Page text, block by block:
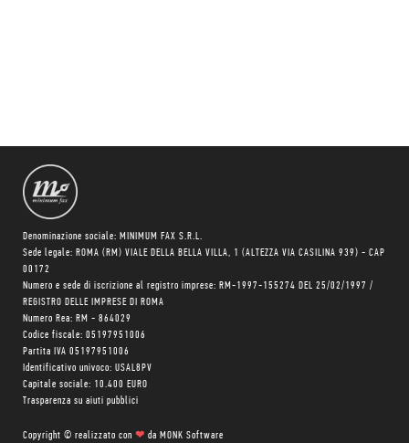
Denominazione sociale: MINIMUM FAX S.R.L.
Sede legale: ROMA (RM) VIALE DELLA BELLA VILLA, 1 (ALTEZZA VIA CASILINA 939) - CAP
00172
Numero e sede di iscrizione al registro imprese: RM-1997-155274 DEL 25/02/1997 /
REGISTRO DELLE IMPRESE DI ROMA
Numero Rea: RM - 864029
Codice fiscale: 05197951006
Partita IVA 05197951006
Identificativo univoco: USAL8PV
Capitale sociale: 10.400 EURO
Trasparenza su aiuti pubblici
Copyright © realizzato con ❤ da MONK Software